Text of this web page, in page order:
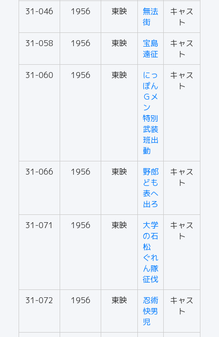
31-046 1956 東映
無法
街
キャス
ト
31-058
1956 東映
宝島
遠征
キャス
ト
31-060
1956 東映
にっ
ぽん
Ｇメ
ン
特別
武装
班出
動
キャス
ト
31-066 1956 東映
野郎
ども
表へ
出ろ
キャス
ト
31-071 1956 東映
大学
の石
松
ぐれ
ん隊
征伐
キャス
ト
31-072 1956 東映
忍術
快男
児
キャス
ト